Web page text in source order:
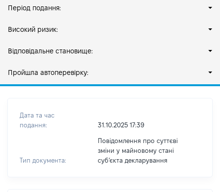
Період подання:
Високий ризик:
Відповідальне становище:
Пройшла автоперевірку:
Дата та час
подання:
31.10.2025 17:39
Тип документа:
Повідомлення про суттєві
зміни у майновому стані
субʼєкта декларування